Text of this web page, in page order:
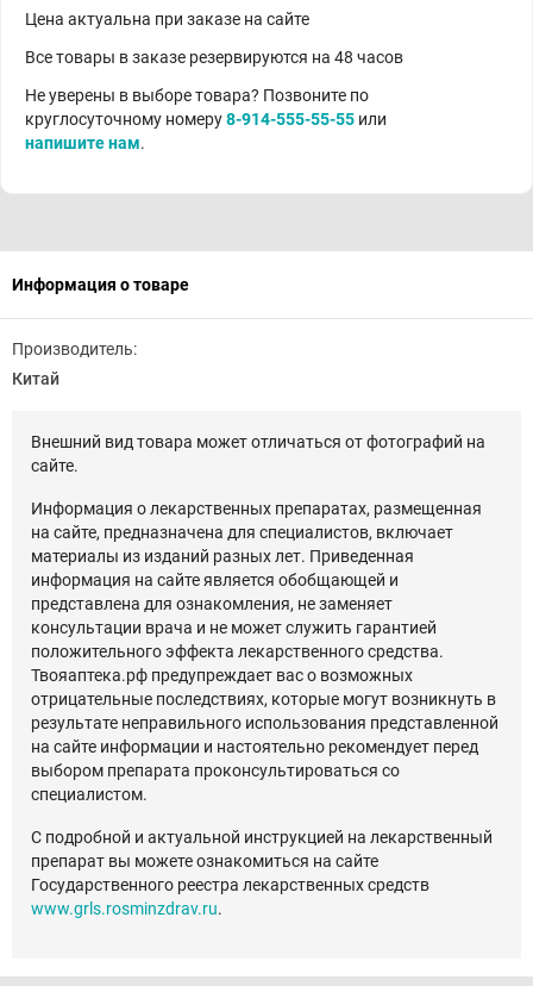
Цена актуальна при заказе на сайте
Все товары в заказе резервируются на 48 часов
Не уверены в выборе товара? Позвоните по
круглосуточному номеру8-914-555-55-55 или
напишите нам.
Информация о товаре
Производитель:
Китай
Внешний вид товара может отличаться от фотографий на
сайте.
Информация о лекарственных препаратах, размещенная
на сайте, предназначена для специалистов, включает
материалы из изданий разных лет. Приведенная
информация на сайте является обобщающей и
представлена для ознакомления, не заменяет
консультации врача и не может служить гарантией
положительного эффекта лекарственного средства.
Твояаптека.рф предупреждает вас о возможных
отрицательные последствиях, которые могут возникнуть в
результате неправильного использования представленной
на сайте информации и настоятельно рекомендует перед
выбором препарата проконсультироваться со
специалистом.
С подробной и актуальной инструкцией на лекарственный
препарат вы можете ознакомиться на сайте
Государственного реестра лекарственных средств
www.grls.rosminzdrav.ru.